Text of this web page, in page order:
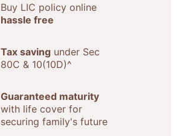
Buy LIC policy online
hassle free
Tax savingunder Sec
80C & 10(10D)^
Guaranteed maturity
with life cover for
securing family's future